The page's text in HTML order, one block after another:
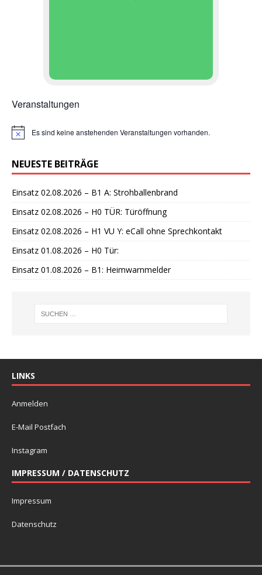
Veranstaltungen
H
w
e
s
Es sind keine anstehenden Veranstaltungen vorhanden.
NEUESTE BEITRÄGE
Einsatz 02.08.2026 – B1 A: Strohballenbrand
Einsatz 02.08.2026 – H0 TÜR: Türöffnung
Einsatz 02.08.2026 – H1 VU Y: eCall ohne Sprechkontakt
Einsatz 01.08.2026 – H0 Tür:
Einsatz 01.08.2026 – B1: Heimwarnmelder
LINKS
Anmelden
E-Mail Postfach
Instagram
IMPRESSUM / DATENSCHUTZ
Impressum
Datenschutz